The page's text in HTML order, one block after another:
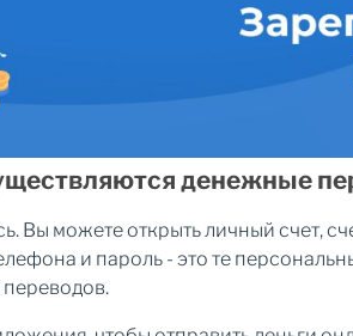
денежные
Вы можете открыть личный счет,
и пароль - это те